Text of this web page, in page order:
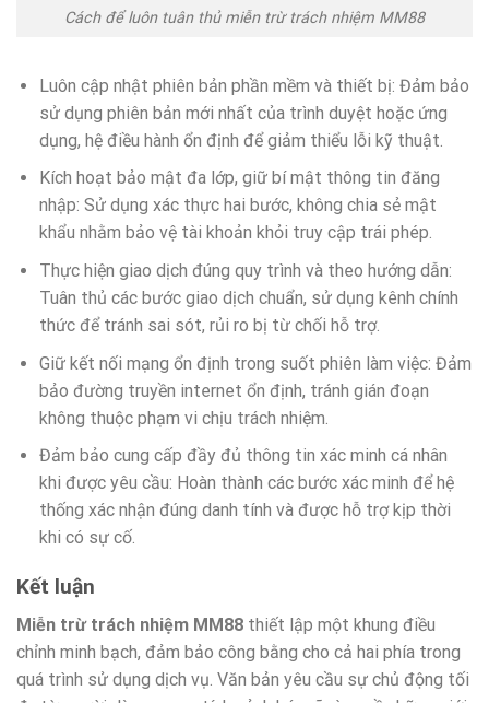
Cách để luôn tuân thủ miễn trừ trách nhiệm MM88
Luôn cập nhật phiên bản phần mềm và thiết bị: Đảm bảo
sử dụng phiên bản mới nhất của trình duyệt hoặc ứng
dụng, hệ điều hành ổn định để giảm thiểu lỗi kỹ thuật.
Kích hoạt bảo mật đa lớp, giữ bí mật thông tin đăng
nhập: Sử dụng xác thực hai bước, không chia sẻ mật
khẩu nhằm bảo vệ tài khoản khỏi truy cập trái phép.
Thực hiện giao dịch đúng quy trình và theo hướng dẫn:
Tuân thủ các bước giao dịch chuẩn, sử dụng kênh chính
thức để tránh sai sót, rủi ro bị từ chối hỗ trợ.
Giữ kết nối mạng ổn định trong suốt phiên làm việc: Đảm
bảo đường truyền internet ổn định, tránh gián đoạn
không thuộc phạm vi chịu trách nhiệm.
Đảm bảo cung cấp đầy đủ thông tin xác minh cá nhân
khi được yêu cầu: Hoàn thành các bước xác minh để hệ
thống xác nhận đúng danh tính và được hỗ trợ kịp thời
khi có sự cố.
Kết luận
Miễn trừ trách nhiệm MM88 thiết lập một khung điều
chỉnh minh bạch, đảm bảo công bằng cho cả hai phía trong
quá trình sử dụng dịch vụ. Văn bản yêu cầu sự chủ động tối